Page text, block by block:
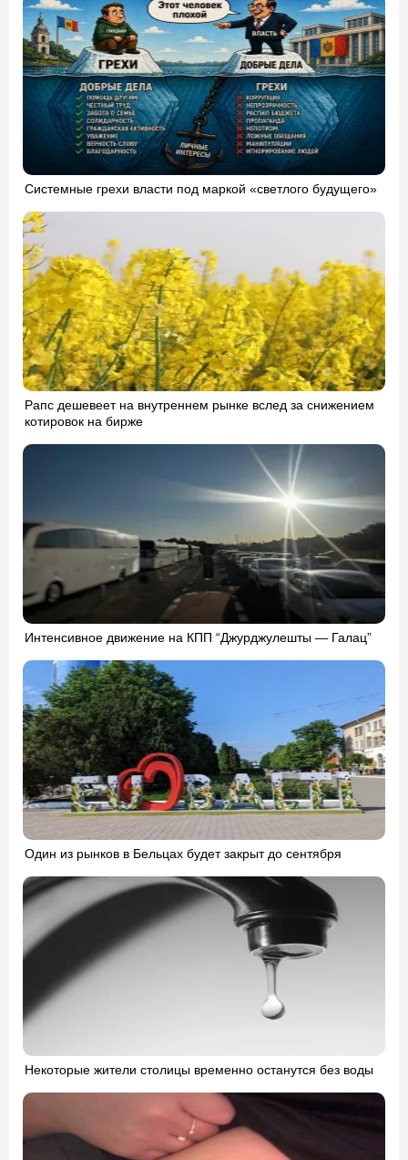
Системные грехи власти под маркой «светлого будущего»
Рапс дешевеет на внутреннем рынке вслед за снижением
котировок на бирже
Интенсивное движение на КПП “Джурджулешты — Галац”
Один из рынков в Бельцах будет закрыт до сентября
Некоторые жители столицы временно останутся без воды